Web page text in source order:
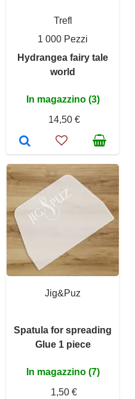
Trefl
1 000 Pezzi
Hydrangea fairy tale
world
In magazzino (3)
14,50 €
Jig&Puz
Spatula for spreading
Glue 1 piece
In magazzino (7)
1,50 €